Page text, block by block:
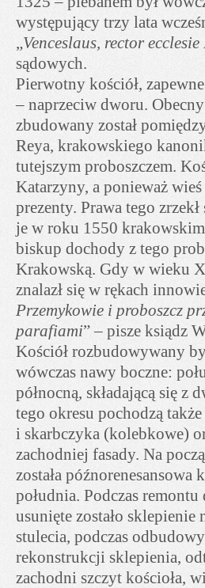
występujący trzy lata
„Venceslaus, rector
sądowych.
Pierwotny kościół,
– naprzeciw dworu.
zbudowany został
Reya, krakowskiego
tutejszym proboszczem.
Katarzyny, a ponieważ
prezenty. Prawa tego
je w roku 1550
biskup dochody z tego
Krakowską. Gdy w wieku
znalazł się w rękach
Przemykowie i proboszcz
parafiami” – pisze ksiądz
Kościół rozbudowywany
wówczas nawy boczne:
północną, składającą się z
tego okresu pochodzą
i skarbczyka (kolebkowe)
zachodniej fasady. Na
została
południa. Podczas
usunięte zostało
stulecia, podczas
rekonstrukcji sklepienia,
zachodni szczyt kościoła,